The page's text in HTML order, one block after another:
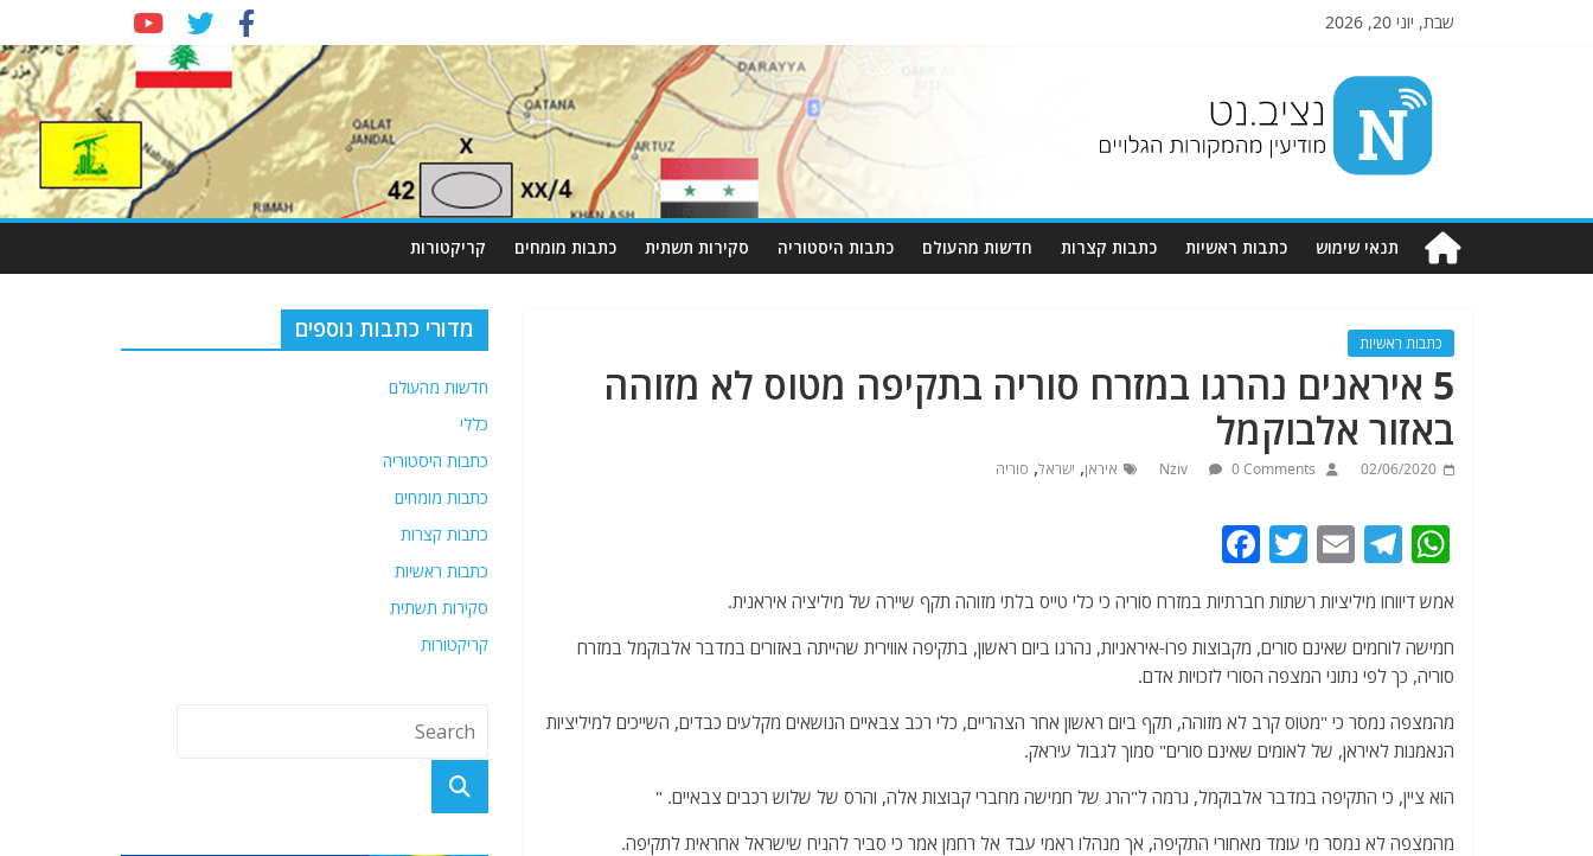
שבת, יוני 20, 2026
Nziv.net
מודיעין
מהמקורות
תנאי שימוש כתבות ראשיות כתבות קצרות חדשות מהעולם כתבות היסטוריה סקירות תשתית כתבות מומחים קריקטורות
כתבות ראשיות
5 איראנים נהרגו במזרח סוריה בתקיפה מטוס לא מזוהה
באזור אלבוקמל
02/06/2020
Nziv 0 Comments איראן, ישראל, סוריה
W
at
s
A
p
p
T
el
e
g
ra
m
E
ai
l
T
itt
er
c
e
b
o
o
k
אמש דיווחו מיליציות רשתות חברתיות במזרח סוריה כי כלי טייס בלתי מזוהה תקף שיירה של מיליציה איראנית.
חמישה לוחמים שאינם סורים, מקבוצות פרו-איראניות, נהרגו ביום ראשון, בתקיפה אווירית שהייתה באזורים במדבר אלבוקמל במזרח
סוריה, כך לפי נתוני המצפה הסורי לזכויות אדם.
מהמצפה נמסר כי "מטוס קרב לא מזוהה, תקף ביום ראשון אחר הצהריים, כלי רכב צבאיים הנושאים מקלעים כבדים, השייכים למיליציות
הנאמנות לאיראן, של לאומים שאינם סורים" סמוך לגבול עיראק.
הוא ציין, כי התקיפה במדבר אלבוקמל, גרמה ל"הרג של חמישה מחברי קבוצות אלה, והרס של שלוש רכבים צבאיים. "
מהמצפה לא נמסר מי עומד מאחורי התקיפה, אך מנהלו ראמי עבד אל רחמן אמר כי סביר להניח שישראל אחראית לתקיפה.
מדורי כתבות נוספים
חדשות מהעולם
כללי
כתבות היסטוריה
כתבות מומחים
כתבות קצרות
כתבות ראשיות
סקירות תשתית
קריקטורות